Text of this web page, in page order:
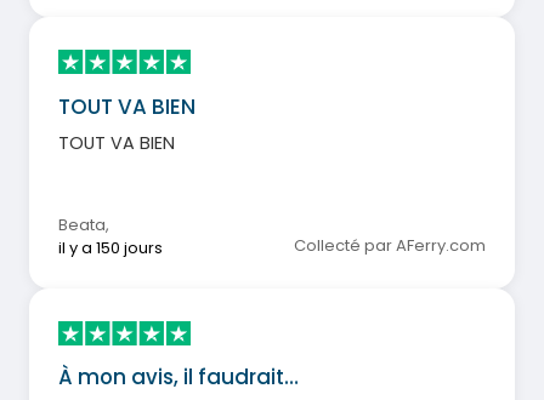
TOUT VA BIEN
TOUT VA BIEN
Beata,
il y a 150 jours
Collecté par AFerry.com
À mon avis, il faudrait…